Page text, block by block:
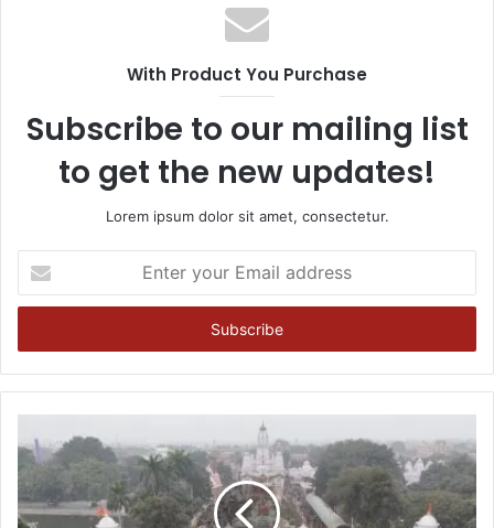
With Product You Purchase
Subscribe to our mailing list
to get the new updates!
Lorem ipsum dolor sit amet, consectetur.
your
Email